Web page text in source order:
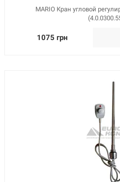
MARIO Кран угловой
1075 грн